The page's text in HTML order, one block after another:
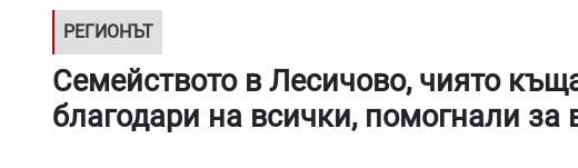
РЕГИОНЪТ
Семейството в Лесичово, чиято
благодари на всички, помогнали за